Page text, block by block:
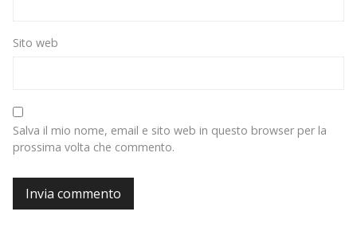
Sito web
Salva il mio nome, email e sito web in questo browser per la
prossima volta che commento.